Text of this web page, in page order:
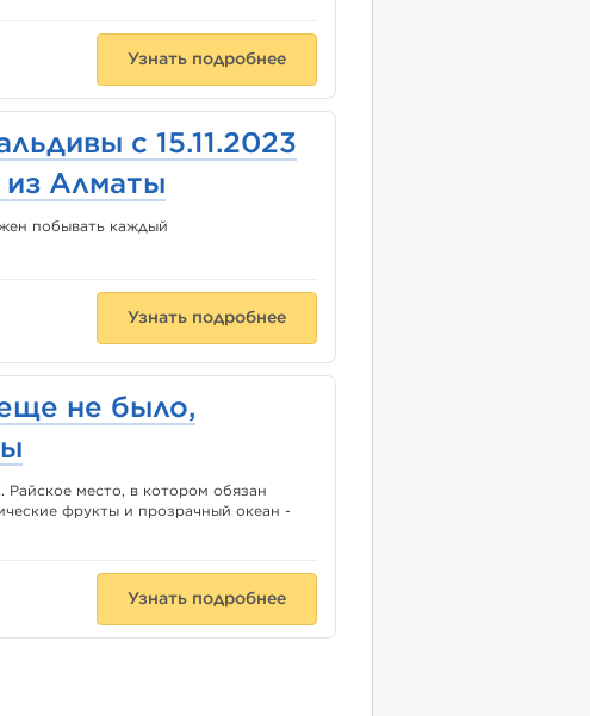
Узнать подробнее
с 15.11.2023
из Алматы
побывать каждый
Узнать подробнее
не было,
Райское место, в котором обязан
фрукты и прозрачный океан -
Узнать подробнее